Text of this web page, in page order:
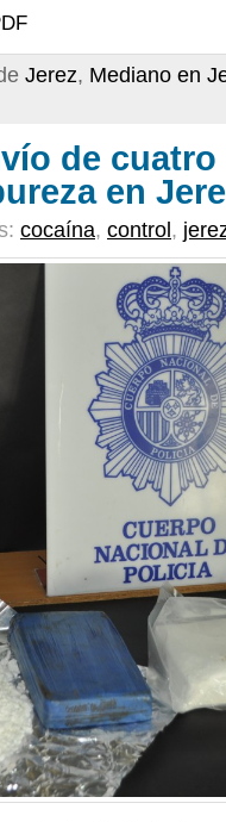
Jerez, Mediano en
de
en
cocaína, control ,